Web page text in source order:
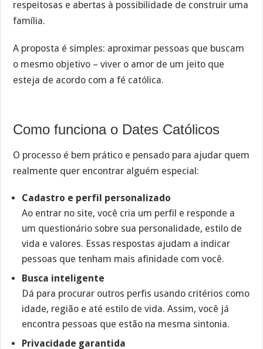
respeitosas e abertas à possibilidade de construir uma
família.
A proposta é simples: aproximar pessoas que buscam
o mesmo objetivo – viver o amor de um jeito que
esteja de acordo com a fé católica.
Como funciona o Dates Católicos
O processo é bem prático e pensado para ajudar quem
realmente quer encontrar alguém especial:
Cadastro e perfil personalizado
Ao entrar no site, você cria um perfil e responde a
um questionário sobre sua personalidade, estilo de
vida e valores. Essas respostas ajudam a indicar
pessoas que tenham mais afinidade com você.
Busca inteligente
Dá para procurar outros perfis usando critérios como
idade, região e até estilo de vida. Assim, você já
encontra pessoas que estão na mesma sintonia.
Privacidade garantida